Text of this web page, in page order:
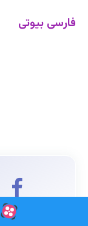
فارسی بیوتی
فیسبوک